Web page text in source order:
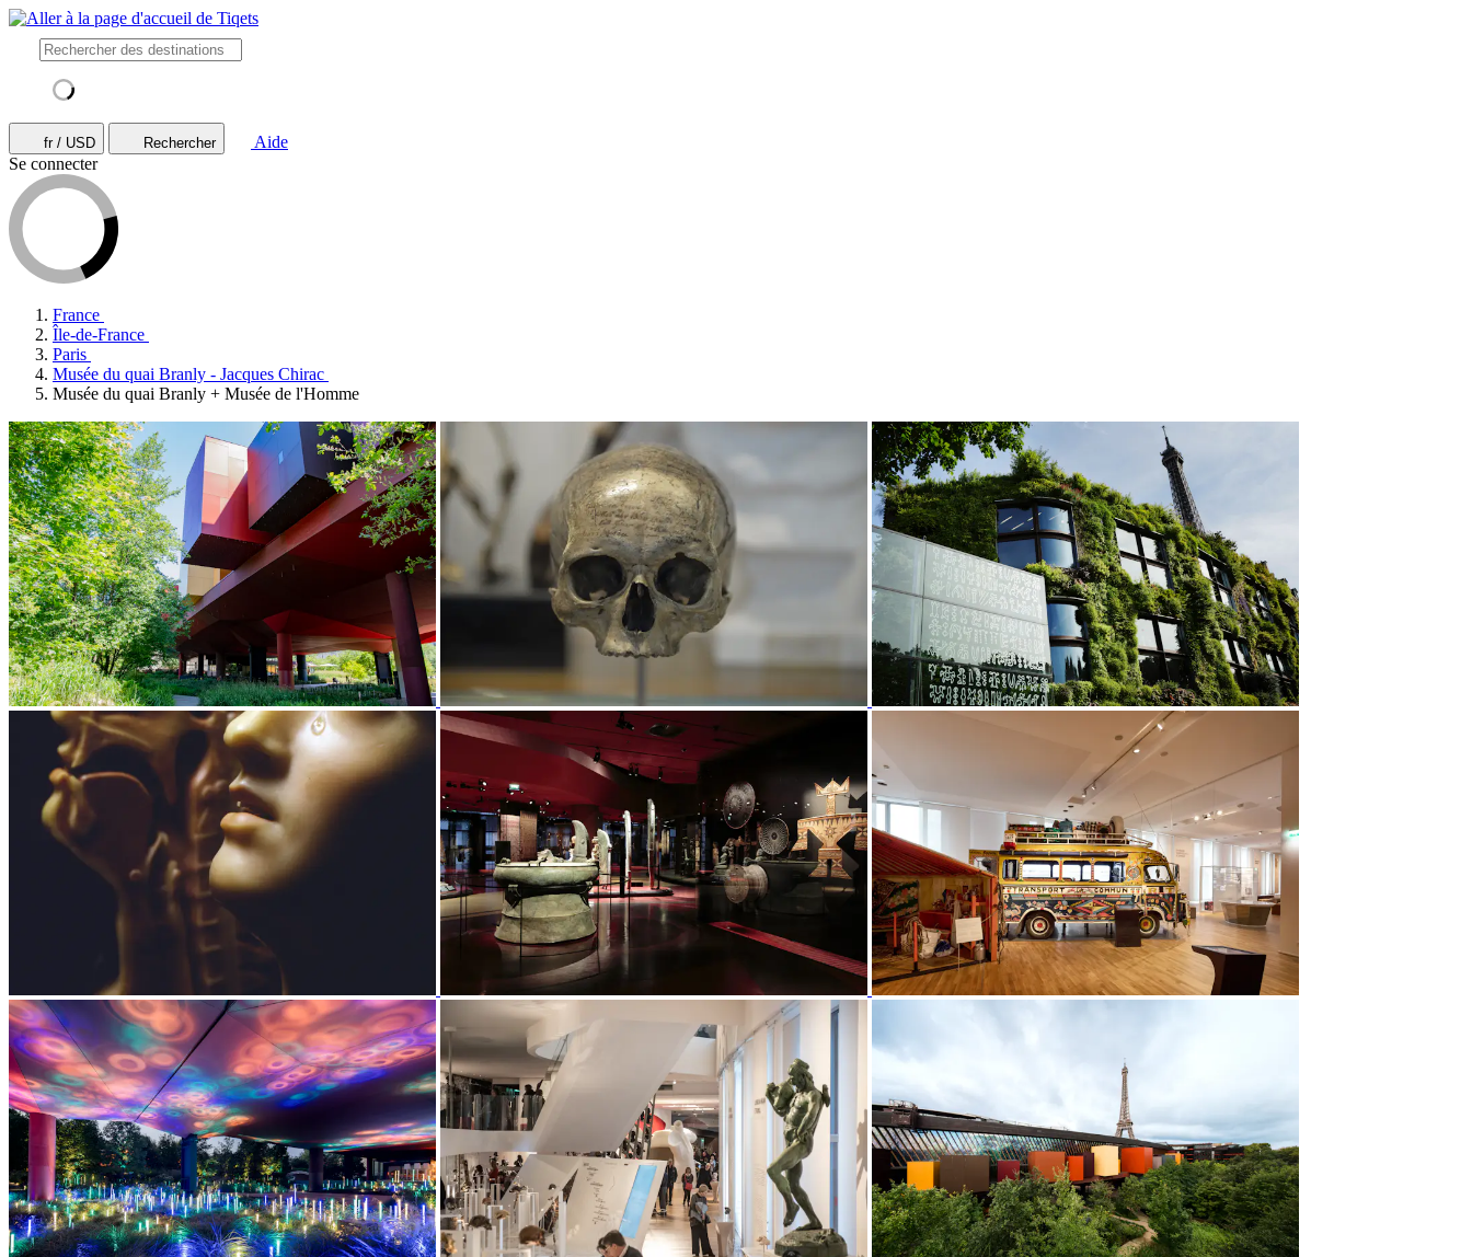
fr / USD Rechercher
Aide
Se connecter
France
Île-de-France
Paris
Musée du quai Branly - Jacques Chirac
Musée du quai Branly + Musée de l'Homme